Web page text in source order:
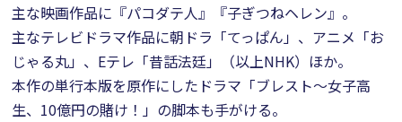
主な映画作品に『パコダテ人』『子ぎつねヘレン』。
主なテレビドラマ作品に朝ドラ「てっぱん」、アニメ「お
じゃる丸」、Eテレ「昔話法廷」（以上NHK）ほか。
本作の単行本版を原作にしたドラマ「ブレスト～女子高
生、10億円の賭け！」の脚本も手がける。